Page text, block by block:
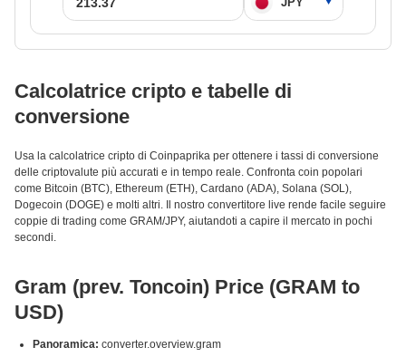
Calcolatrice cripto e tabelle di
conversione
Usa la calcolatrice cripto di Coinpaprika per ottenere i tassi di conversione
delle criptovalute più accurati e in tempo reale. Confronta coin popolari
come Bitcoin (BTC), Ethereum (ETH), Cardano (ADA), Solana (SOL),
Dogecoin (DOGE) e molti altri. Il nostro convertitore live rende facile seguire
coppie di trading come GRAM/JPY, aiutandoti a capire il mercato in pochi
secondi.
Gram (prev. Toncoin) Price (GRAM to
USD)
Panoramica: converter.overview.gram